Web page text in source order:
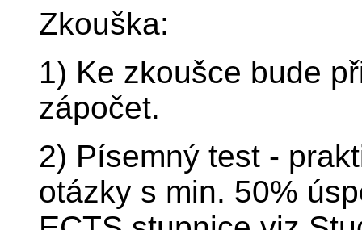
Zkouška:
1) Ke zkoušce bude
zápočet.
2) Písemný test -
otázky s min. 50%